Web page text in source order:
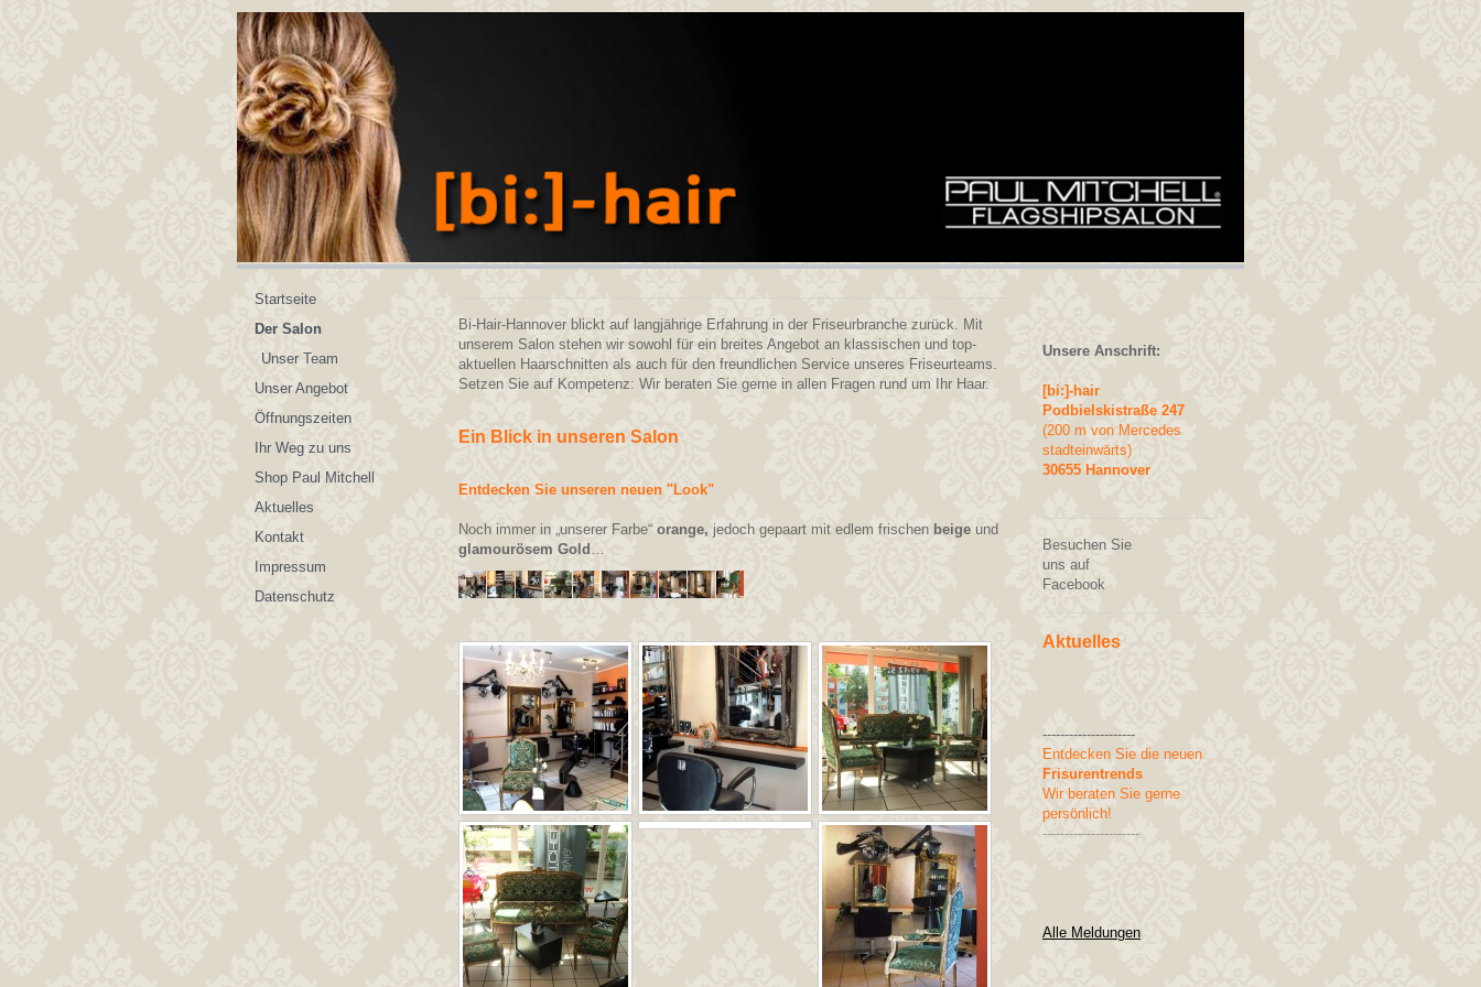
Startseite
Der Salon
Unser Team
Unser Angebot
Öffnungszeiten
Ihr Weg zu uns
Shop Paul Mitchell
Aktuelles
Kontakt
Impressum
Datenschutz
Bi-Hair-Hannover blickt auf langjährige Erfahrung in der Friseurbranche zurück. Mit
unserem Salon stehen wir sowohl für ein breites Angebot an klassischen und top-
aktuellen Haarschnitten als auch für den freundlichen Service unseres Friseurteams.
Setzen Sie auf Kompetenz: Wir beraten Sie gerne in allen Fragen rund um Ihr Haar.
Ein Blick in unseren Salon
Entdecken Sie unseren neuen "Look"
Noch immer in „unserer Farbe“ orange, jedoch gepaart mit edlem frischen beige und
glamourösem Gold …
Unsere Anschrift:
[bi:]-hair
Podbielskistraße 247
(200 m von Mercedes
stadteinwärts)
30655 Hannover
Besuchen Sie
uns auf
Facebook
Aktuelles
---------------------
Entdecken Sie die neuen
Frisurentrends
Wir beraten Sie gerne
persönlich!
----------------------
Alle Meldungen